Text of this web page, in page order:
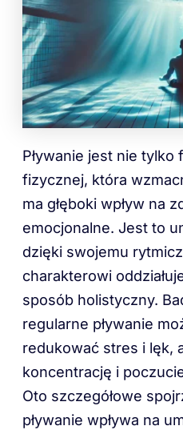
Pływanie jest nie
fizycznej, która
ma głęboki wpływ na
emocjonalne. Jest to
dzięki swojemu
charakterowi
sposób holistyczny.
regularne pływanie
redukować stres i lęk,
koncentrację i
Oto szczegółowe
pływanie wpływa na